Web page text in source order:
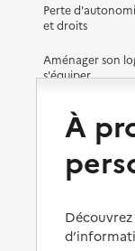
Perte
et droits
Aménager son
s'équiper
Préserver son
santé
Organiser à
protection
Les obligations
À